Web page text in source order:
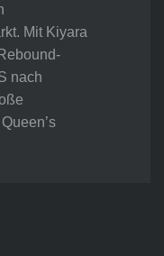
Mit Kiyara
nach